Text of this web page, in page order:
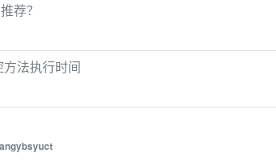
荐？
法执行时间